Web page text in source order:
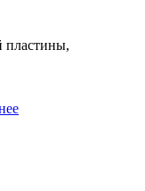
пластины,